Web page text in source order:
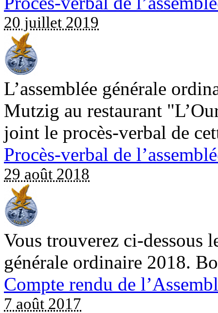
20 juillet 2019
L’assemblée générale
Mutzig au restaurant
joint le procès-verbal de
Procès-verbal de
29 août 2018
Vous trouverez ci-dessous
générale ordinaire 2018.
Compte rendu de
7 août 2017